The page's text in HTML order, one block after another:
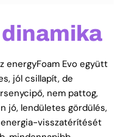
energyFoam Evo együtt
jól csillapít, de
nem pattog,
jó, lendületes gördülés,
visszatérítését